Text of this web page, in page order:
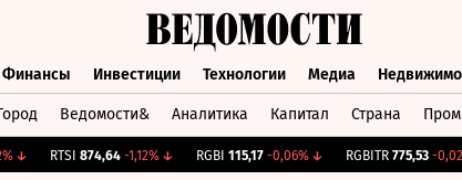
Финансы Инвестиции Технологии Медиа
Ведомости& Аналитика Капитал Страна
↓ RTSI 874,64 -1,12%↓ RGBI 115,17 -0,06%↓ RGBITR 775,53 -